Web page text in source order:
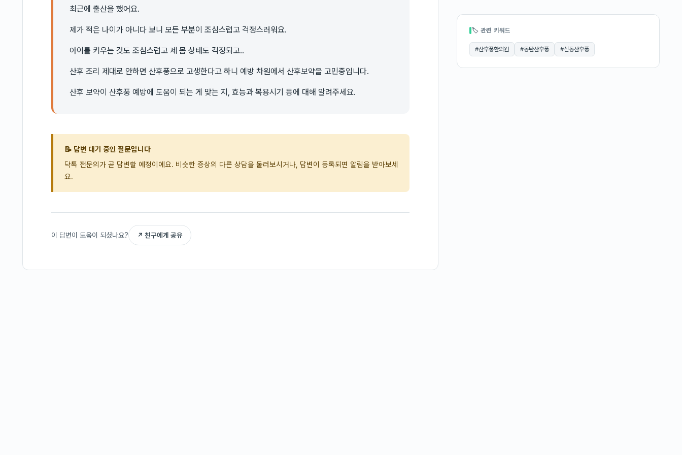
최근에 출산을 했어요.
제가 적은 나이가 아니다 보니 모든 부분이 조심스럽고 걱정스러워요.
아이를 키우는 것도 조심스럽고 제 몸 상태도 걱정되고..
산후 조리 제대로 안하면 산후풍으로 고생한다고 하니 예방 차원에서 산후보약을 고민중입니다.
산후 보약이 산후풍 예방에 도움이 되는 게 맞는 지, 효능과 복용시기 등에 대해 알려주세요.
📝 답변 대기 중인 질문입니다
닥톡 전문의가 곧 답변할 예정이에요. 비슷한 증상의 다른 상담을 둘러보시거나, 답변이 등록되면 알림을 받아보세
요.
이 답변이 도움이 되셨나요? ↗ 친구에게 공유
🏷 관련 키워드
#산후풍한의원 #동탄산후풍 #신동산후풍